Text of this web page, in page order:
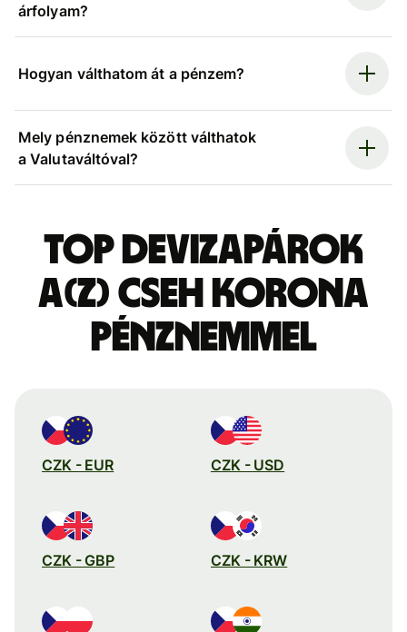
árfolyam?
Hogyan válthatom át a pénzem?
Mely pénznemek között válthatok
a Valutaváltóval?
Top devizapárok
a(z) cseh korona
pénznemmel
CZK - EUR CZK - USD
CZK - GBP CZK - KRW